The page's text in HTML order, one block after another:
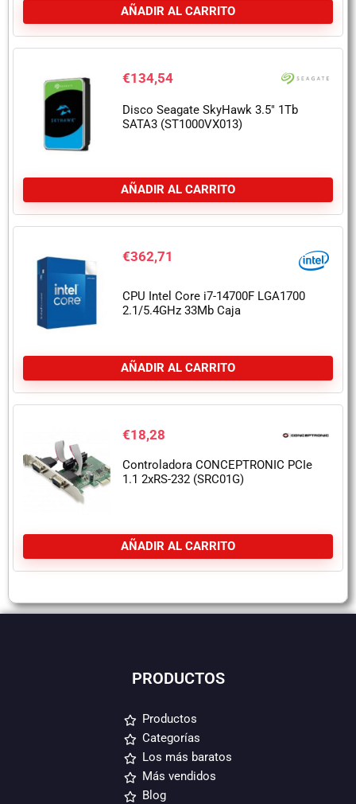
AÑADIR AL CARRITO
€134,54
Disco Seagate SkyHawk 3.5″ 1Tb
SATA3 (ST1000VX013)
AÑADIR AL CARRITO
€362,71
CPU Intel Core i7-14700F LGA1700
2.1/5.4GHz 33Mb Caja
AÑADIR AL CARRITO
€18,28
Controladora CONCEPTRONIC PCIe
1.1 2xRS-232 (SRC01G)
AÑADIR AL CARRITO
PRODUCTOS
Productos
Categorías
Los más baratos
Más vendidos
Blog